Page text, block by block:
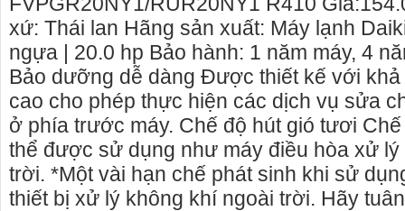
xứ: Thái lan Hãng sản xuất: Máy lạnh
ngựa | 20.0 hp Bảo hành: 1 năm máy, 4
Bảo dưỡng dễ dàng Được thiết kế với
cao cho phép thực hiện các dịch vụ sửa
ở phía trước máy. Chế độ hút gió tươi
thể được sử dụng như máy điều hòa xử
trời. *Một vài hạn chế phát sinh khi sử
thiết bị xử lý không khí ngoài trời. Hãy